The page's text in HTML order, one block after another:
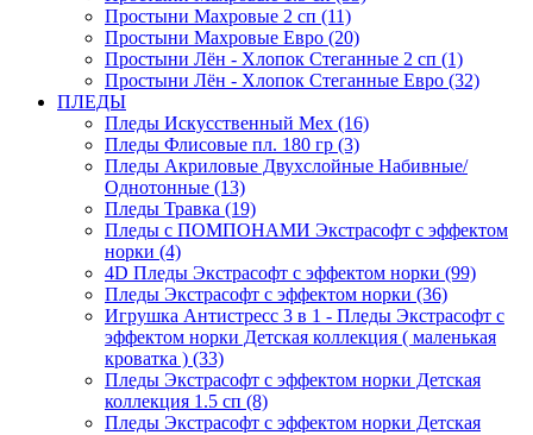
Простыни Махровые 2 сп (11)
Простыни Махровые Евро (20)
Простыни Лён - Хлопок Стеганные 2 сп (1)
Простыни Лён - Хлопок Стеганные Евро (32)
ПЛЕДЫ
Пледы Искусственный Мех (16)
Пледы Флисовые пл. 180 гр (3)
Пледы Акриловые Двухслойные Набивные/
Однотонные (13)
Пледы Травка (19)
Пледы с ПОМПОНАМИ Экстрасофт с эффектом
норки (4)
4D Пледы Экстрасофт с эффектом норки (99)
Пледы Экстрасофт с эффектом норки (36)
Игрушка Антистресс 3 в 1 - Пледы Экстрасофт с
эффектом норки Детская коллекция ( маленькая
кроватка ) (33)
Пледы Экстрасофт с эффектом норки Детская
коллекция 1.5 сп (8)
Пледы Экстрасофт с эффектом норки Детская